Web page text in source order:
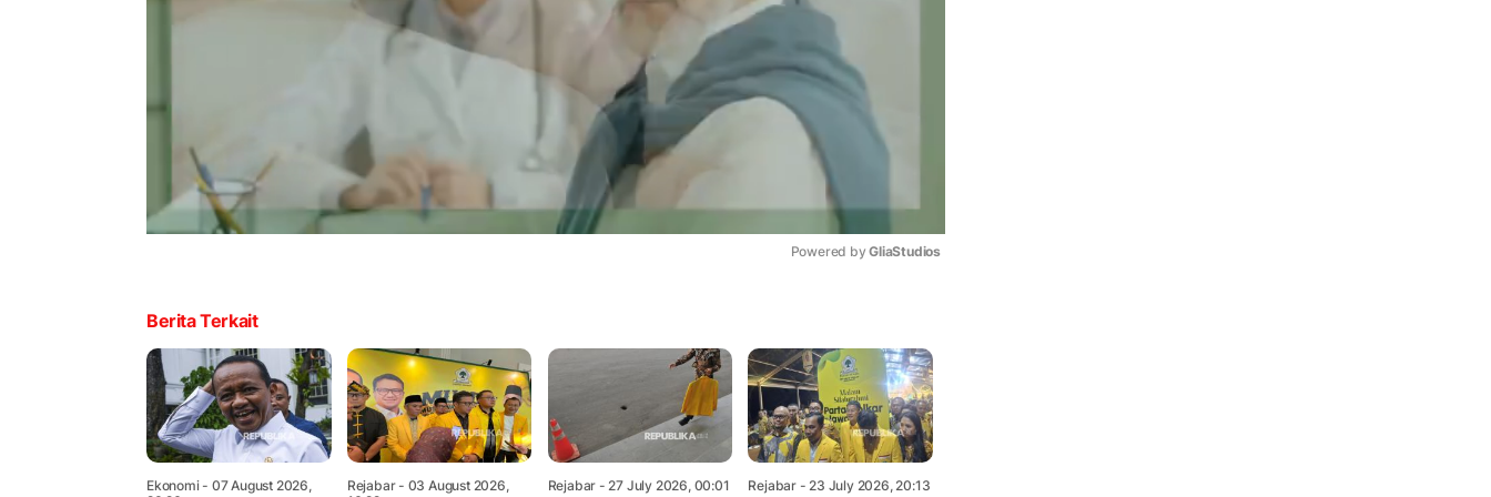
Powered by GliaStudios
Berita Terkait
Ekonomi- 07 August 2026,
Rejabar- 03 August 2026,
Rejabar - 27 July 2026, 00:01 Rejabar- 23 July 2026, 20:13